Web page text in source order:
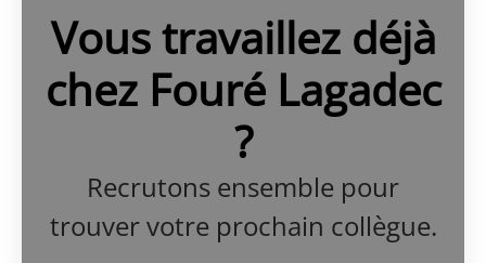
Vous travaillez déjà
chez Fouré Lagadec
?
Recrutons ensemble pour
trouver votre prochain collègue.